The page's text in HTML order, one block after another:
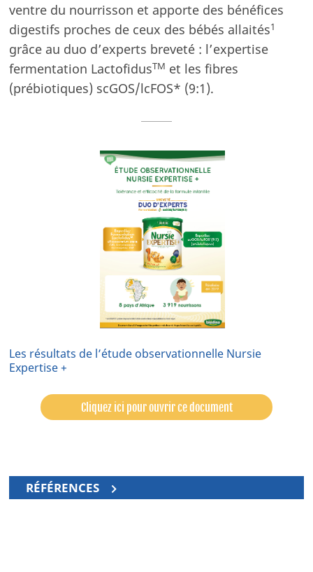
ventre du nourrisson et apporte des bénéfices
digestifs proches de ceux des bébés allaités1
grâce au duo d’experts breveté : l’expertise
fermentation LactofidusTM et les fibres
(prébiotiques) scGOS/lcFOS* (9:1).
Les résultats de l’étude observationnelle Nursie
Expertise +
Cliquez ici pour ouvrir ce document
RÉFÉRENCES